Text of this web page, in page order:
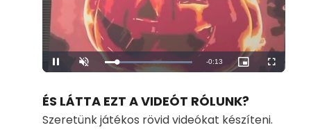
Pause Unmute Loaded:
100.00%
Remaining
-0:13
Picture-
in-
Fullscreen
ÉS LÁTTA EZT A VIDEÓT RÓLUNK?
Szeretünk játékos rövid videókat készíteni.